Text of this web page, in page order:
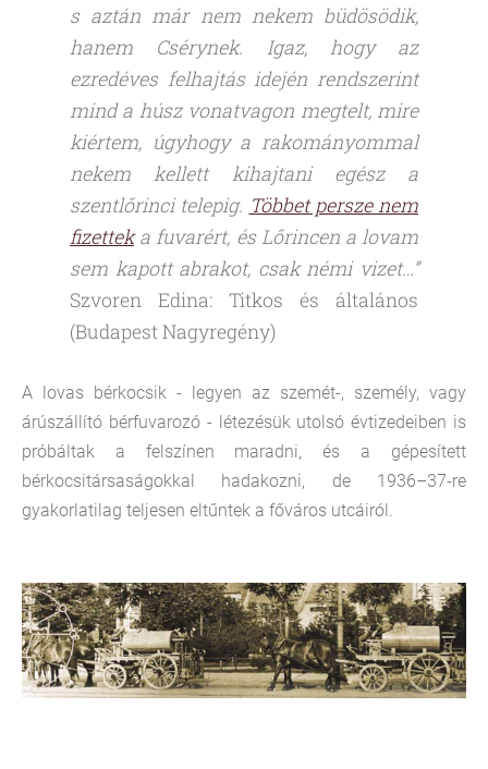
s aztán már nem nekem büdösödik,
hanem Csérynek. Igaz, hogy az
ezredéves felhajtás idején rendszerint
mind a húsz vonatvagon megtelt, mire
kiértem, úgyhogy a rakományommal
nekem kellett kihajtani egész a
szentlőrinci telepig. Többet persze nem
fizetteka fuvarért, és Lőrincen a lovam
sem kapott abrakot, csak némi vizet…”
Szvoren Edina: Titkos és általános
(Budapest Nagyregény)
A lovas bérkocsik - legyen az szemét-, személy, vagy
árúszállító bérfuvarozó - létezésük utolsó évtizedeiben is
próbáltak a felszínen maradni, és a gépesített
bérkocsitársaságokkal hadakozni, de 1936–37-re
gyakorlatilag teljesen eltűntek a főváros utcáiról.